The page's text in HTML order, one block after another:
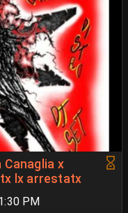
x
lx arrestatx
PM